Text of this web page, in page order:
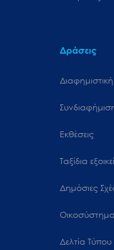
Δράσεις
Εκθέσεις
Ταξίδια
Δημόσιες
Δελτία Τύπου